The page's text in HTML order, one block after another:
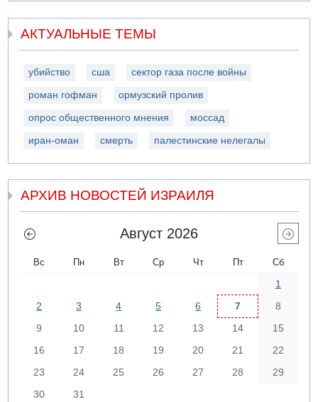
АКТУАЛЬНЫЕ ТЕМЫ
убийство сша сектор газа после войны
роман гофман ормузский пролив
опрос общественного мнения моссад
иран-оман смерть палестинские нелегалы
АРХИВ НОВОСТЕЙ ИЗРАИЛЯ
Август 2026
Вс Пн Вт Ср Чт Пт Сб
1
2
3 4 5 6 7
8
9
10 11 12 13 14
15
16
17 18 19 20 21
22
23
24 25 26 27 28
29
30
31